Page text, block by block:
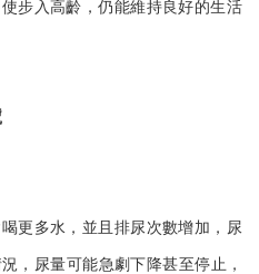
步入高齡，仍能維持良好的生活
更多水，並且排尿次數增加，尿
，尿量可能急劇下降甚至停止，